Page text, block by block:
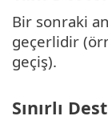
Bir sonraki
geçerlidir
geçiş).
Sınırlı